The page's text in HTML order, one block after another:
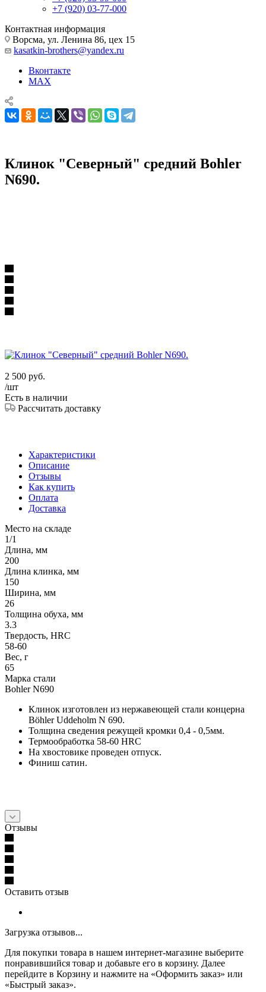
+7 (920) 03-77-000
Контактная информация
Ворсма, ул. Ленина 86, цех 15
kasatkin-brothers@yandex.ru
Вконтакте
MAX
Клинок "Северный" средний Bohler
N690.
2 500 руб.
/шт
Есть в наличии
Рассчитать доставку
Характеристики
Описание
Отзывы
Как купить
Оплата
Доставка
Место на складе
1/1
Длина, мм
200
Длина клинка, мм
150
Ширина, мм
26
Толщина обуха, мм
3.3
Твердость, HRC
58-60
Вес, г
65
Марка стали
Bohler N690
Клинок изготовлен из нержавеющей стали концерна
Böhler Uddeholm N 690.
Толщина сведения режущей кромки 0,4 - 0,5мм.
Термообработка 58-60 HRC
На хвостовике проведен отпуск.
Финиш сатин.
Отзывы
Оставить отзыв
Загрузка отзывов...
Для покупки товара в нашем интернет-магазине выберите
понравившийся товар и добавьте его в корзину. Далее
перейдите в Корзину и нажмите на «Оформить заказ» или
«Быстрый заказ».